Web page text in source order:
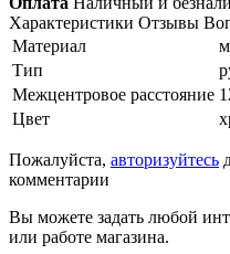
Характеристики Отзывы
Материал
Тип
Межцентровое расстояние
Цвет
Пожалуйста, авторизуйтесь
комментарии
Вы можете задать любой
или работе магазина.